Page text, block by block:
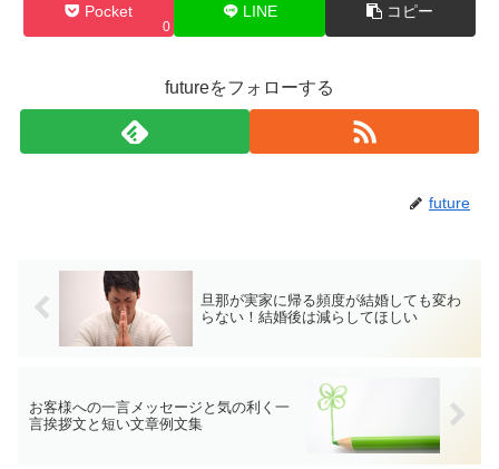
Pocket
0
LINE コピー
futureをフォローする
future
旦那が実家に帰る頻度が結婚しても変わ
らない！結婚後は減らしてほしい
お客様への一言メッセージと気の利く一
言挨拶文と短い文章例文集